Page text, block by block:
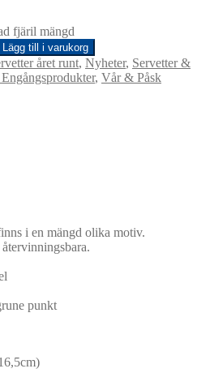
fjäril mängd
Lägg till i varukorg
året runt, Nyheter, Servetter &
, Vår & Påsk
i en mängd olika motiv.
punkt